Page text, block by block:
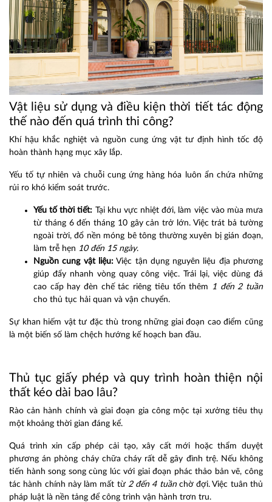
Vật liệu sử dụng và điều kiện thời tiết tác động
thế nào đến quá trình thi công?
Khí hậu khắc nghiệt và nguồn cung ứng vật tư định hình tốc độ
hoàn thành hạng mục xây lắp.
Yếu tố tự nhiên và chuỗi cung ứng hàng hóa luôn ẩn chứa những
rủi ro khó kiểm soát trước.
Yếu tố thời tiết: Tại khu vực nhiệt đới, làm việc vào mùa mưa
từ tháng 6 đến tháng 10 gây cản trở lớn. Việc trát bả tường
ngoài trời, đổ nền móng bê tông thường xuyên bị gián đoạn,
làm trễ hẹn 10 đến 15 ngày.
Nguồn cung vật liệu:Việc tận dụng nguyên liệu địa phương
giúp đẩy nhanh vòng quay công việc. Trái lại, việc dùng đá
cao cấp hay đèn chế tác riêng tiêu tốn thêm 1 đến 2 tuần
cho thủ tục hải quan và vận chuyển.
Sự khan hiếm vật tư đặc thù trong những giai đoạn cao điểm cũng
là một biến số làm chệch hướng kế hoạch ban đầu.
Thủ tục giấy phép và quy trình hoàn thiện nội
thất kéo dài bao lâu?
Rào cản hành chính và giai đoạn gia công mộc tại xưởng tiêu thụ
một khoảng thời gian đáng kể.
Quá trình xin cấp phép cải tạo, xây cất mới hoặc thẩm duyệt
phương án phòng cháy chữa cháy rất dễ gây đình trệ. Nếu không
tiến hành song song cùng lúc với giai đoạn phác thảo bản vẽ, công
tác hành chính này làm mất từ 2 đến 4 tuầnchờ đợi. Việc tuân thủ
pháp luật là nền tảng để công trình vận hành trơn tru.